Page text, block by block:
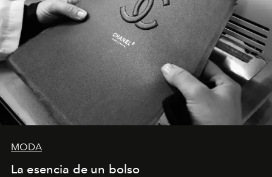
MODA
La esencia de un bolso